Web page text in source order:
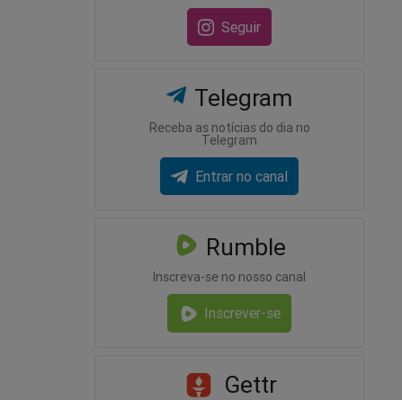
Seguir
Telegram
Receba as notícias do dia no
Telegram
Entrar no canal
Rumble
Inscreva-se no nosso canal
Inscrever-se
Gettr